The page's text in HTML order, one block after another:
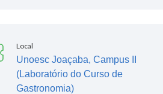
Local
Unoesc Joaçaba, Campus II
(Laboratório do Curso de
Gastronomia)